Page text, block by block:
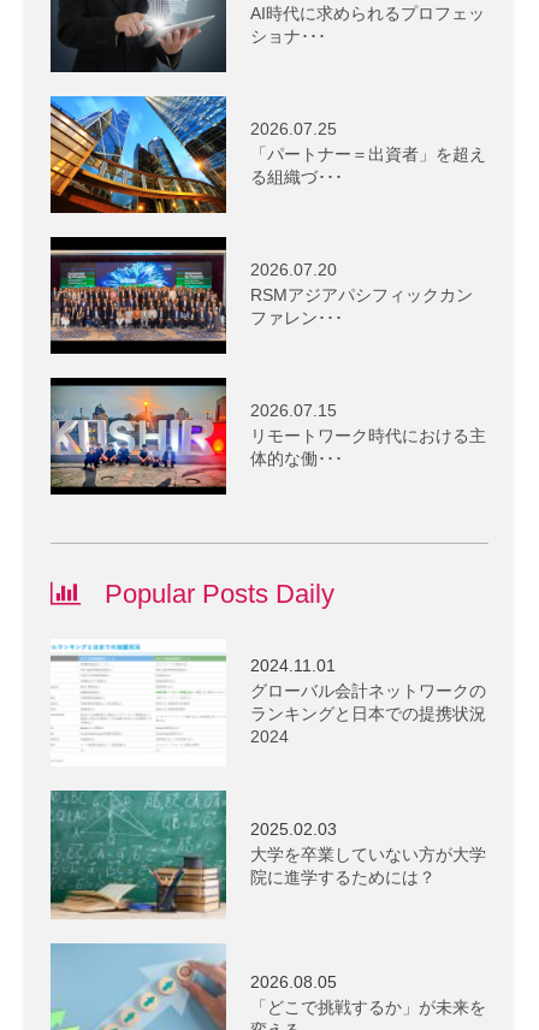
AI時代に求められるプロフェッ
ショナ･･･
2026.07.25
「パートナー＝出資者」を超え
る組織づ･･･
2026.07.20
RSMアジアパシフィックカン
ファレン･･･
2026.07.15
リモートワーク時代における主
体的な働･･･
Popular Posts Daily
2024.11.01
グローバル会計ネットワークの
ランキングと日本での提携状況
2024
2025.02.03
大学を卒業していない方が大学
院に進学するためには？
2026.08.05
「どこで挑戦するか」が未来を